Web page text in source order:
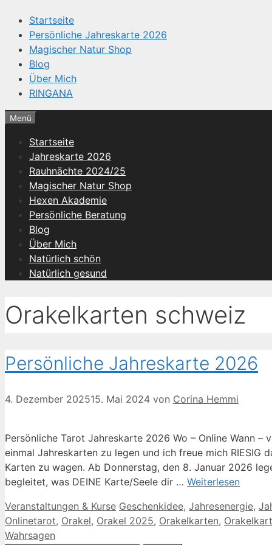
Startseite
Persönliche Jahreskarte 2026
Magischer Natur Shop
Blog
Über Mich
RINGANA
Menü
Startseite
Jahreskarte 2026
Rauhnächte 2024/25
Magischer Natur Shop
Hexen Akademie
Persönliche Beratung
Blog
Über Mich
Natürlich schön
Natürlich gesund
Orakelkarten schweiz
Persönliche Jahreskarte 2026
4. Dezember 202515. Mai 2024 von Corina Hemmi
Persönliche Tarot Jahreskarte 2026 Wo – Online Wann
einmal Jahreskarten zu legen und ich freue mich RIESIG
Karten zu wagen. Ab Donnerstag, den 8. Januar 2026
begleitet, was DEINE Karte/Seele dir … Weiterlesen
Kategorien
Veranstaltungen & Kurse Schlagwörter
Geschenkidee, Jahresenergie,
Onlinetarot, Orakel, Orakel 2025, Orakelkarten,
Wahrsagen